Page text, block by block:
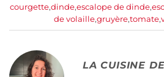
courgette,dinde,escalope de dinde,
de volaille,gruyère,tomate,
LA CUISINE